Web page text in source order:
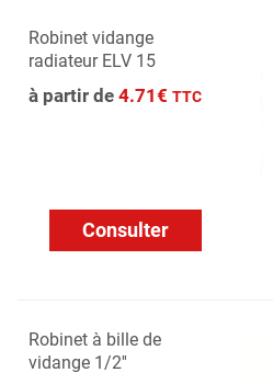
Robinet vidange
radiateur ELV 15
à partir de 4.71€ TTC
Consulter
Robinet à bille de
vidange 1/2''